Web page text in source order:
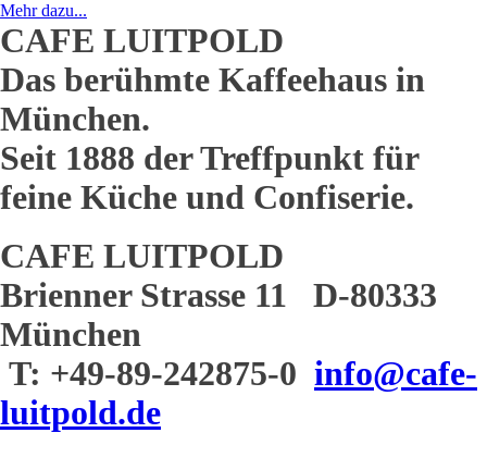
Mehr dazu...
CAFE LUITPOLD
Das berühmte Kaffeehaus in
München.
Seit 1888 der Treffpunkt für
feine Küche und Confiserie.
CAFE LUITPOLD
Brienner Strasse 11 D-80333
München
T: +49-89-242875-0 info@cafe-
luitpold.de